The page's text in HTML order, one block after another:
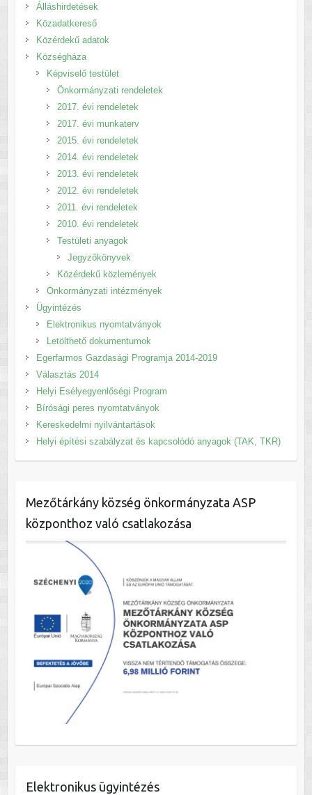
Álláshirdetések
Közadatkereső
Közérdekű adatok
Községháza
Képviselő testület
Önkormányzati rendeletek
2017. évi rendeletek
2017. évi munkaterv
2015. évi rendeletek
2014. évi rendeletek
2013. évi rendeletek
2012. évi rendeletek
2011. évi rendeletek
2010. évi rendeletek
Testületi anyagok
Jegyzőkönyvek
Közérdekű közlemények
Önkormányzati intézmények
Ügyintézés
Elektronikus nyomtatványok
Letölthető dokumentumok
Egerfarmos Gazdasági Programja 2014-2019
Választás 2014
Helyi Esélyegyenlőségi Program
Bírósági peres nyomtatványok
Kereskedelmi nyilvántartások
Helyi építési szabályzat és kapcsolódó anyagok (TAK, TKR)
Mezőtárkány község önkormányzata ASP
központhoz való csatlakozása
Elektronikus ügyintézés